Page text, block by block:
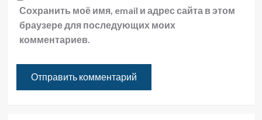
Сохранить моё имя, email и адрес сайта в этом
браузере для последующих моих
комментариев.